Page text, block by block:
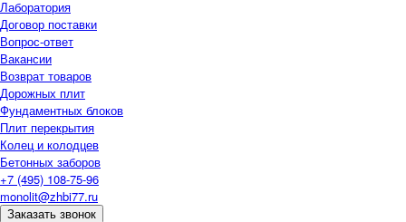
Лаборатория
Договор поставки
Вопрос-ответ
Вакансии
Возврат товаров
Дорожных плит
Фундаментных блоков
Плит перекрытия
Колец и колодцев
Бетонных заборов
+7 (495) 108-75-96
monolit@zhbi77.ru
Заказать звонок